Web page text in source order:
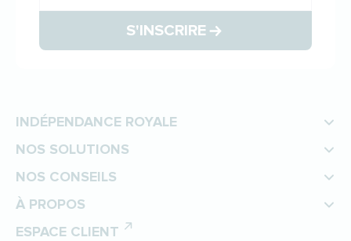
S'INSCRIRE
INDÉPENDANCE ROYALE
NOS SOLUTIONS
NOS CONSEILS
À PROPOS
ESPACE CLIENT